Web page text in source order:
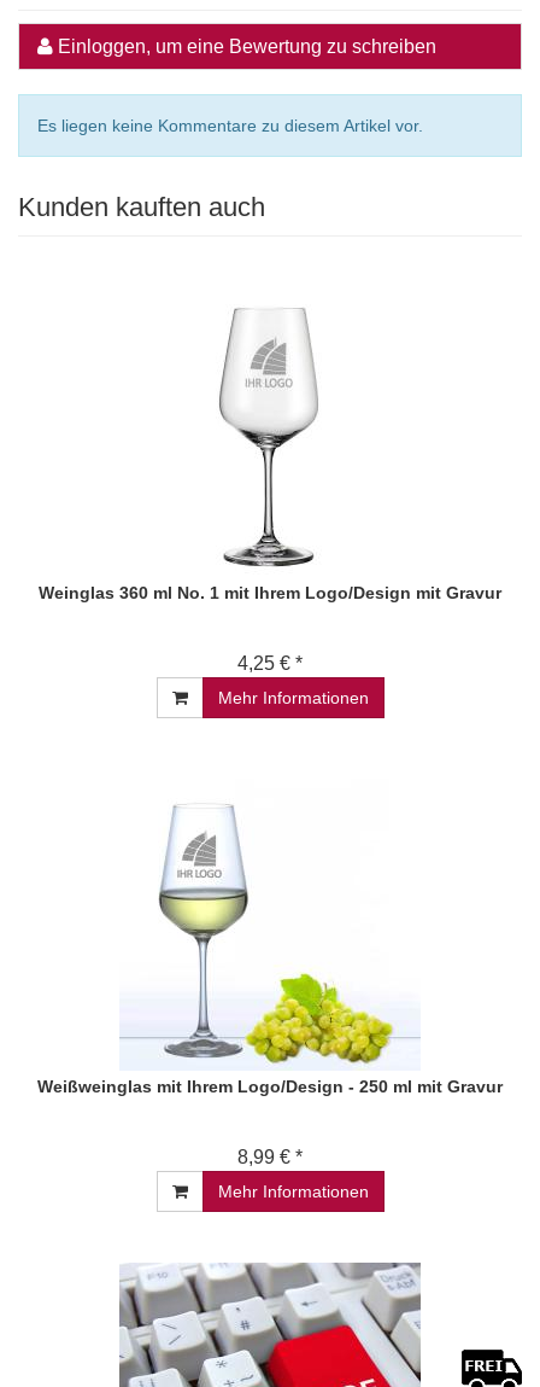
Einloggen, um eine Bewertung zu schreiben
Es liegen keine Kommentare zu diesem Artikel vor.
Kunden kauften auch
Weinglas 360 ml No. 1 mit Ihrem Logo/Design mit Gravur
4,25 € *
Mehr Informationen
Weißweinglas mit Ihrem Logo/Design - 250 ml mit Gravur
8,99 € *
Mehr Informationen